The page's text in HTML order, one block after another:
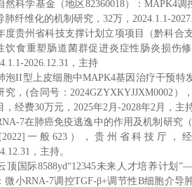
然科学基金（地区 82360018）：MAPK4调
肺纤维化的机制研究， 32万， 2024.1.1-
度贵州省科技支撑计划立项项目（黔科合
饮食重塑肠道菌群促进炎症性肠炎损伤
2026.12.31 ， 主持
泡II型上皮细胞中MAPK4基因治疗干预特
究， (合同号：2024GZYXKYJJXM0002 ），
，经费30万元， 2025年2月 -2028年2月 ， 主
7在肺癌免疫逃逸中的作用及机制研究（
一般623） ，贵州省科技厅，
， 主持。
顶国际8588yd“12345未来人才培养计划
微小RNA-7调控TGF-β+调节性B细胞介导